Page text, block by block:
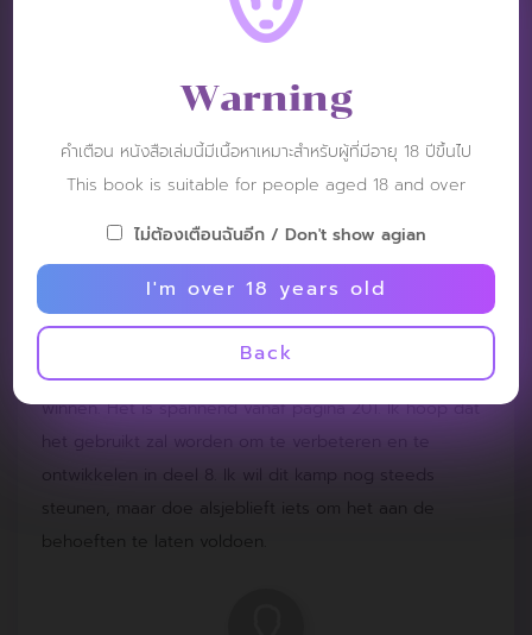
Staat u mij toe dit boek 3 sterren te geven. Normaal
gesproken geef ik altijd 5 sterren. Ik weet het niet. 7.1
De kracht is verminderd, maar vraag of je het nog
steeds levendig kunt zien, de grens overschrijdt zoals
voorheen of niet, het is hetzelfde, maar het beeld dat
meer zijn, maar goed, je kunt elk boek kopen, niet
verslaafd aan het model, je zult knap zijn.Beide boeken
zijn vanwege dezelfde persoon. Maar als ik volheid
neem, is 7.1 veel voller dan 7.2 de eerste 200, ik wil het
bijna helemaal niet zien. Ik ben hier gekomen om te
winnen. Het is spannend vanaf pagina 201. Ik hoop dat
het gebruikt zal worden om te verbeteren en te
ontwikkelen in deel 8. Ik wil dit kamp nog steeds
steunen, maar doe alsjeblieft iets om het aan de
behoeften te laten voldoen.
Warning
คำเตือน หนังสือเล่มนี้มีเนื้อหาเหมาะสำหรับผู้ที่มีอายุ 18 ปีขึ้นไป
This book is suitable for people aged 18 and over
ไม่ต้องเตือนฉันอีก / Don't show agian
I'm over 18 years old
Back